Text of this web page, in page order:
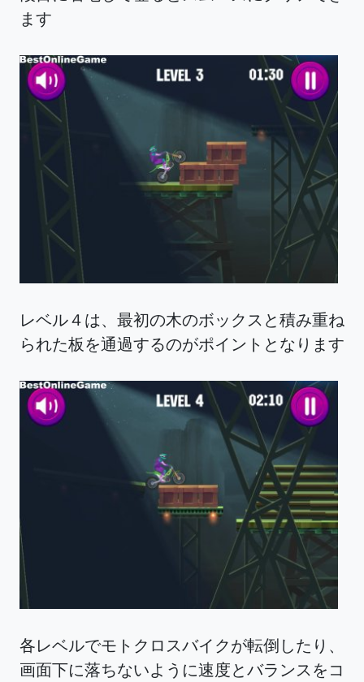
ます
レベル４は、最初の木のボックスと積み重ね
られた板を通過するのがポイントとなります
各レベルでモトクロスバイクが転倒したり、
画面下に落ちないように速度とバランスをコ